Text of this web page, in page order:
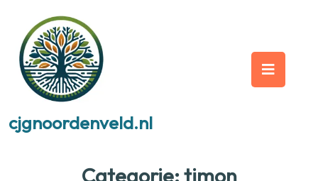
content
cjgnoordenveld.nl
Categorie:timon